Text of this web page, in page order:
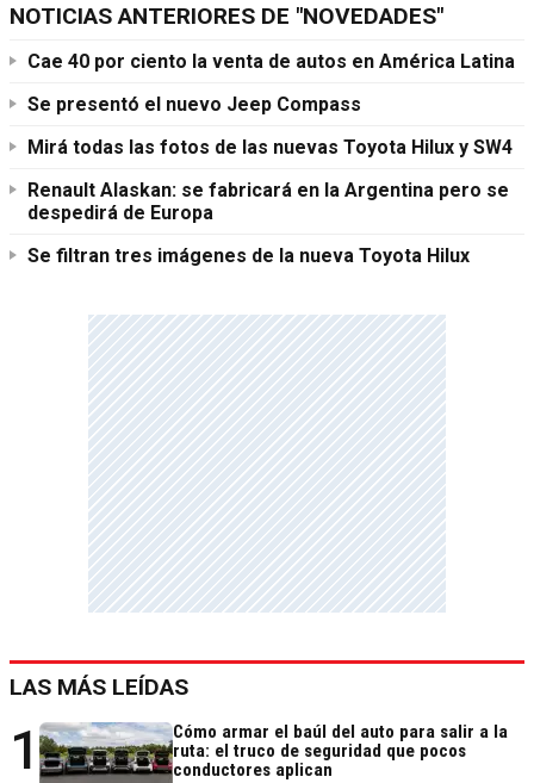
NOTICIAS ANTERIORES DE "NOVEDADES"
Cae 40 por ciento la venta de autos en América Latina
Se presentó el nuevo Jeep Compass
Mirá todas las fotos de las nuevas Toyota Hilux y SW4
Renault Alaskan: se fabricará en la Argentina pero se
despedirá de Europa
Se filtran tres imágenes de la nueva Toyota Hilux
LAS MÁS LEÍDAS
1
Cómo armar el baúl del auto para salir a la
ruta: el truco de seguridad que pocos
conductores aplican